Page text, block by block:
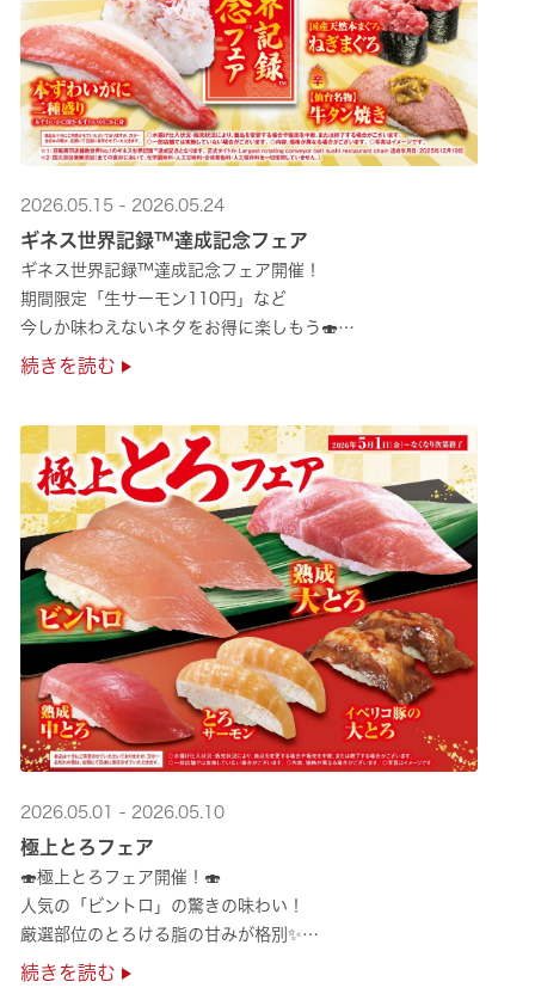
2026.05.15 - 2026.05.24
ギネス世界記録™達成記念フェア
ギネス世界記録™達成記念フェア開催！
期間限定「生サーモン110円」など
今しか味わえないネタをお得に楽しもう🍣
是非お越しください✨
続きを読む
2026.05.01 - 2026.05.10
極上とろフェア
🍣極上とろフェア開催！🍣
人気の「ビントロ」の驚きの味わい！
厳選部位のとろける脂の甘みが格別✨
極上の味覚を是非くら寿司でご堪能ください♪
続きを読む